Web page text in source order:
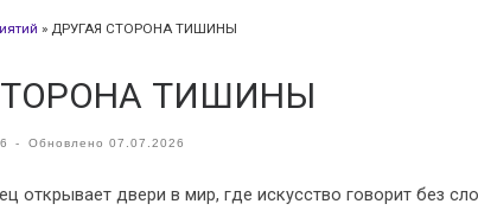
» ДРУГАЯ СТОРОНА ТИШИНЫ
ТИШИНЫ
- Обновлено 07.07.2026
открывает двери в мир, где искусство говорит без